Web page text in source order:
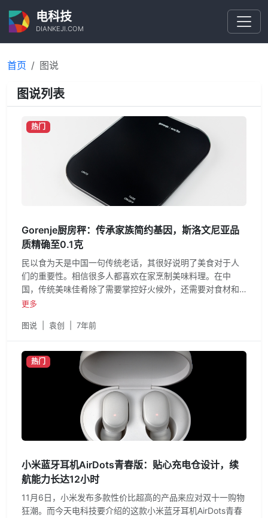
电科技
DIANKEJI.COM
首页 图说
图说列表
热门
Gorenje厨房秤：传承家族简约基因，斯洛文尼亚品
质精确至0.1克
民以食为天是中国一句传统老话，其很好说明了美食对于人
们的重要性。相信很多人都喜欢在家烹制美味料理。在中
国，传统美味佳肴除了需要掌控好火候外，还需要对食材和
配料做到最精
更多
图说 袁创 7年前
热门
小米蓝牙耳机AirDots青春版：贴心充电仓设计，续
航能力长达12小时
11月6日，小米发布多款性价比超高的产品来应对双十一购物
狂潮。而今天电科技要介绍的这款小米蓝牙耳机AirDots青春